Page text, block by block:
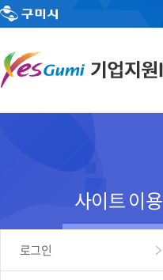
사이트 이용
로그인